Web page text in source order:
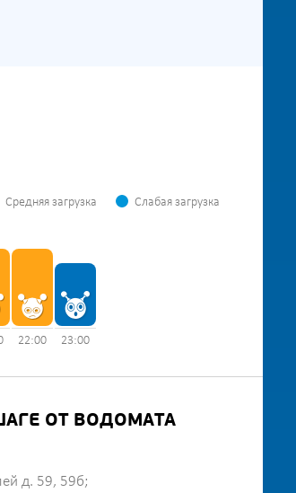
Средняя загрузка Слабая загрузка
22:00 23:00
ОТ ВОДОМАТА
д. 59, 59б;